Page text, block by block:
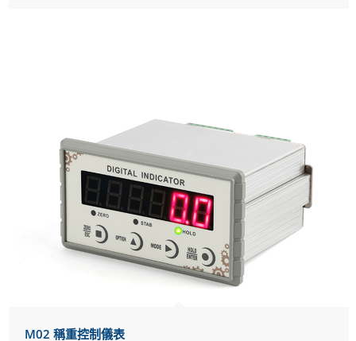
M02 稱重控制儀表